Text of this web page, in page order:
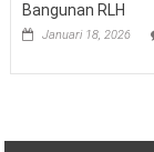
Bangunan RLH
Januari 18, 2026